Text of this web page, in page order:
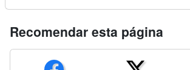
Recomendar esta página